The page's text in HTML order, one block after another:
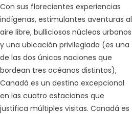
Con sus florecientes experiencias
indígenas, estimulantes aventuras al
aire libre, bulliciosos núcleos urbanos
y una ubicación privilegiada (es una
de las dos únicas naciones que
bordean tres océanos distintos),
Canadá es un destino excepcional
en las cuatro estaciones que
justifica múltiples visitas. Canadá es